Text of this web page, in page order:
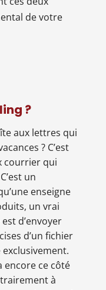
de votre
?
aux lettres qui
? C’est
courrier qui
un
enseigne
un vrai
d’envoyer
d’un fichier
encore ce côté
à